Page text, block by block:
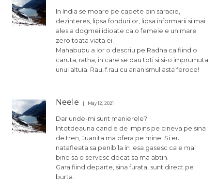
In India se moare pe capete din saracie,
dezinteres, lipsa fondurilor, lipsa informarii si mai
ales a dogmei idioate ca o femeie e un mare
zero toata viata ei.
Mahabubu a lor o descriu pe Radha ca fiind o
caruta, ratha, in care se dau toti si si-o imprumuta
unul altuia. Rau, f.rau cu arianismul asta feroce!
Neele May 12, 2021
Dar unde-mi sunt manierele?
Intotdeauna cand e de impins pe cineva pe sina
de tren, Juanita ma ofera pe mine. Si eu
natafleata sa penibila in lesa gasesc ca e mai
bine sa o servesc decat sa ma abtin.
Gara fiind departe, sina furata, sunt direct pe
burta.